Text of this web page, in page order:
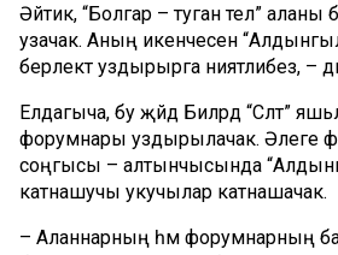
Әйтик, “Болгар – туган тел”
узачак. Аның икенчесен “Алдынгылар
берлектә уздырырга ниятлибез, –
Елдагыча, бу җәйдә Биләрдә “Сәләт”
форумнары уздырылачак. Әлеге
соңгысы – алтынчысында
катнашучы укучылар катнашачак.
– Аланнарның һәм форумнарның